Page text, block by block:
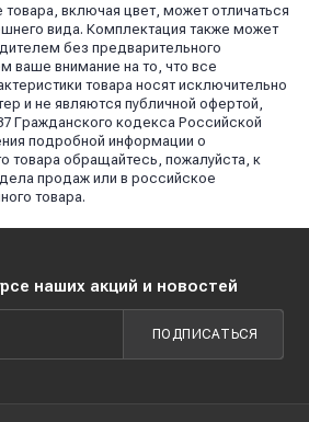
включая цвет, может отличаться
вида. Комплектация также может
без предварительного
ваше внимание на то, что все
товара носят исключительно
и не являются публичной офертой,
Гражданского кодекса Российской
подробной информации о
товара обращайтесь, пожалуйста, к
продаж или в российское
товара.
наших акций и новостей
ПОДПИСАТЬСЯ